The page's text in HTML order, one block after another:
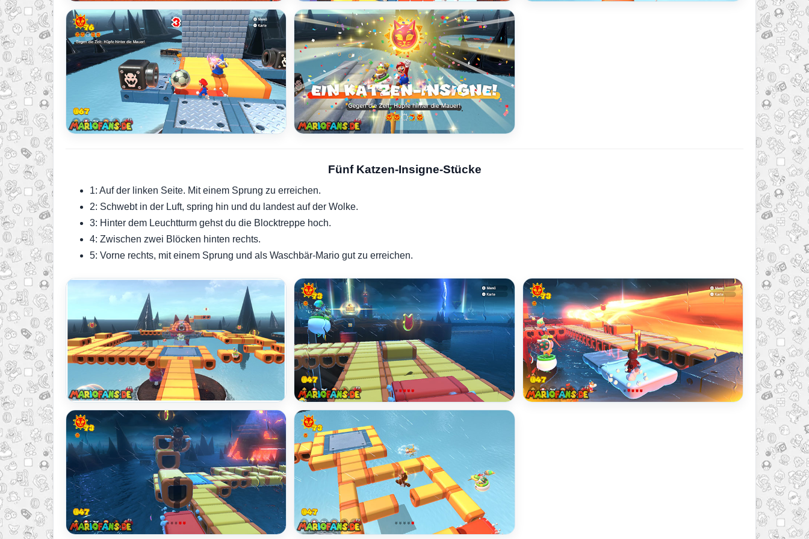
Fünf Katzen-Insigne-Stücke
1: Auf der linken Seite. Mit einem Sprung zu erreichen.
2: Schwebt in der Luft, spring hin und du landest auf der Wolke.
3: Hinter dem Leuchtturm gehst du die Blocktreppe hoch.
4: Zwischen zwei Blöcken hinten rechts.
5: Vorne rechts, mit einem Sprung und als Waschbär-Mario gut zu erreichen.